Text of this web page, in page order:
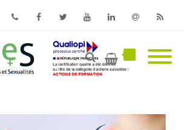
PhoneFacebookTwitterYoutube